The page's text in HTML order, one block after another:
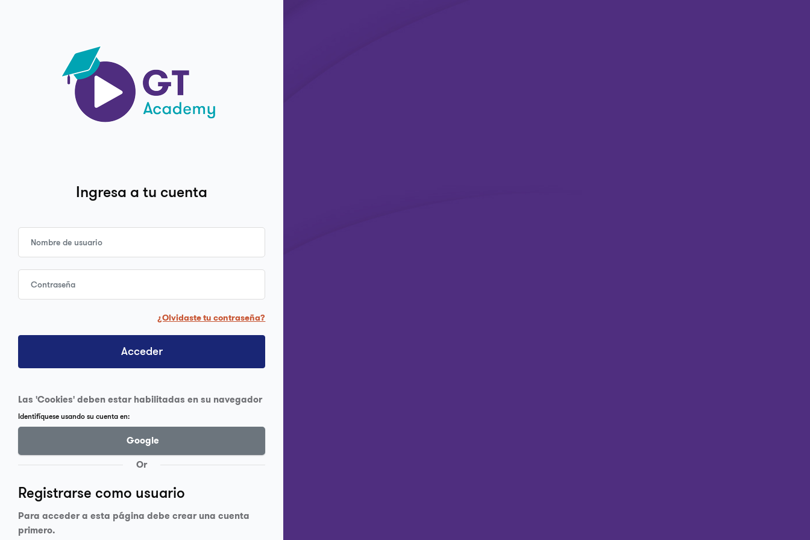
Saltar a creación de una nueva cuenta
Ingresa a tu cuenta
¿Olvidaste tu contraseña?
Acceder
Las 'Cookies' deben estar habilitadas en su navegador
Identifíquese usando su cuenta en:
Google
Or
Registrarse como usuario
Para acceder a esta página debe crear una cuenta
primero.